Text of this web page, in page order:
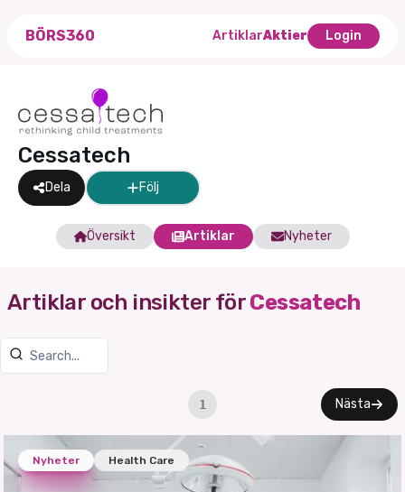
BÖRS360 ArtiklarAktier Login
Cessatech
Dela Följ
Översikt Artiklar Nyheter
Artiklar och insikter för Cessatech
1 Nästa
Nyheter Health Care